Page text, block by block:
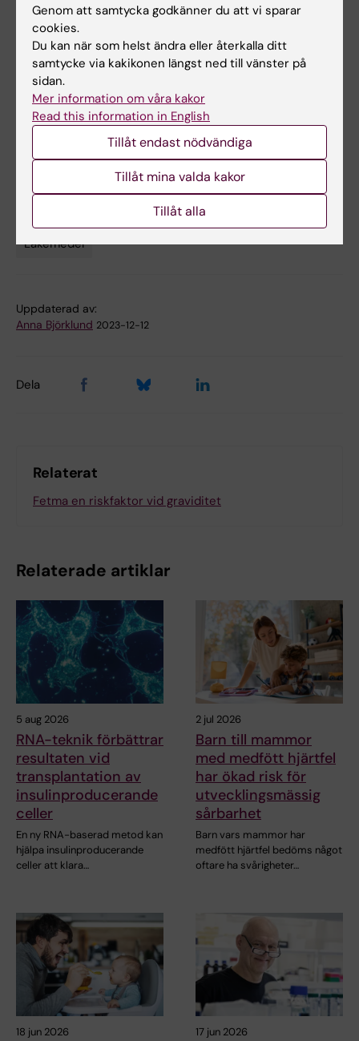
Cesta, Ran Rotem, Brian T. Bateman, Gabriel
Chodick, Jacqueline M. Cohen, Kari Furu, Mika
Gissler, Krista F. Huybrechts, Lars J.
Kjerpeseth, Maarit K. Leinonen, Laura Pazzagli,
Helga Zoega, Ellen W. Seely, Elisabetta Patorno,
Sonia Hernández-Díaz, JAMA Internal
Medicine, online 11 december 2023, doi:
10.1001/jamainternalmed.2023.6663
Tags
Graviditet och förlossning
Läkemedel
Uppdaterad av:
Anna Björklund 2023-12-12
Dela
Relaterat
Fetma en riskfaktor vid graviditet
Relaterade artiklar
5 aug 2026
RNA-teknik förbättrar
resultaten vid
transplantation av
insulinproducerande
celler
En ny RNA-baserad metod kan
hjälpa insulinproducerande
celler att klara…
2 jul 2026
Barn till mammor
med medfött hjärtfel
har ökad risk för
utvecklingsmässig
sårbarhet
Barn vars mammor har
medfött hjärtfel bedöms något
oftare ha svårigheter…
18 jun 2026 17 jun 2026
Genom att samtycka godkänner du att vi sparar
cookies.
Du kan när som helst ändra eller återkalla ditt
samtycke via kakikonen längst ned till vänster på
sidan.
Mer information om våra kakor
Read this information in English
Tillåt endast nödvändiga
Tillåt mina valda kakor
Tillåt alla